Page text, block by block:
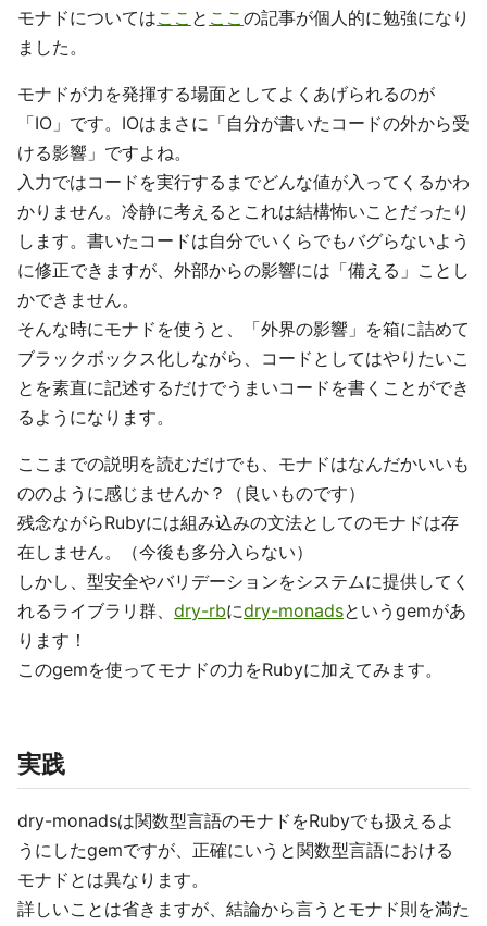
モナドについてはここ と ここの記事が個人的に勉強になり
ました。
モナドが力を発揮する場面としてよくあげられるのが
「IO」です。IOはまさに「自分が書いたコードの外から受
ける影響」ですよね。
入力ではコードを実行するまでどんな値が入ってくるかわ
かりません。冷静に考えるとこれは結構怖いことだったり
します。書いたコードは自分でいくらでもバグらないよう
に修正できますが、外部からの影響には「備える」ことし
かできません。
そんな時にモナドを使うと、「外界の影響」を箱に詰めて
ブラックボックス化しながら、コードとしてはやりたいこ
とを素直に記述するだけでうまいコードを書くことができ
るようになります。
ここまでの説明を読むだけでも、モナドはなんだかいいも
ののように感じませんか？（良いものです）
残念ながらRubyには組み込みの文法としてのモナドは存
在しません。（今後も多分入らない）
しかし、型安全やバリデーションをシステムに提供してく
れるライブラリ群、 dry-rbにdry-monadsというgemがあ
ります！
このgemを使ってモナドの力をRubyに加えてみます。
実践
dry-monadsは関数型言語のモナドをRubyでも扱えるよ
うにしたgemですが、正確にいうと関数型言語における
モナドとは異なります。
詳しいことは省きますが、結論から言うとモナド則を満た